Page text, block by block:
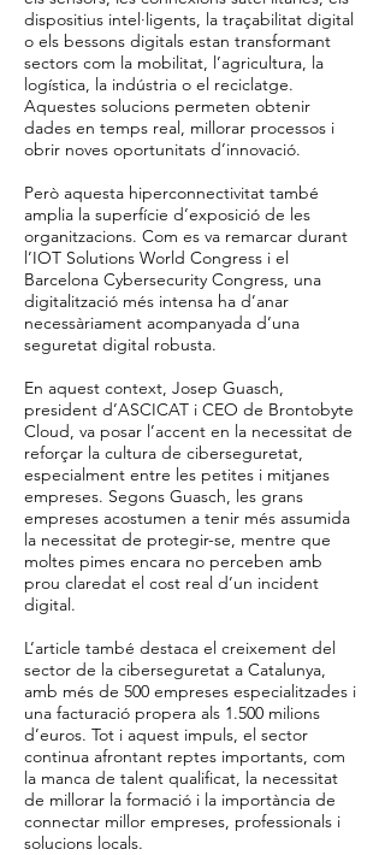
dispositius intel·ligents, la traçabilitat digital
o els bessons digitals estan transformant
sectors com la mobilitat, l’agricultura, la
logística, la indústria o el reciclatge.
Aquestes solucions permeten obtenir
dades en temps real, millorar processos i
obrir noves oportunitats d’innovació.
Però aquesta hiperconnectivitat també
amplia la superfície d’exposició de les
organitzacions. Com es va remarcar durant
l’IOT Solutions World Congress i el
Barcelona Cybersecurity Congress, una
digitalització més intensa ha d’anar
necessàriament acompanyada d’una
seguretat digital robusta.
En aquest context, Josep Guasch,
president d’ASCICAT i CEO de Brontobyte
Cloud, va posar l’accent en la necessitat de
reforçar la cultura de ciberseguretat,
especialment entre les petites i mitjanes
empreses. Segons Guasch, les grans
empreses acostumen a tenir més assumida
la necessitat de protegir-se, mentre que
moltes pimes encara no perceben amb
prou claredat el cost real d’un incident
digital.
L’article també destaca el creixement del
sector de la ciberseguretat a Catalunya,
amb més de 500 empreses especialitzades i
una facturació propera als 1.500 milions
d’euros. Tot i aquest impuls, el sector
continua afrontant reptes importants, com
la manca de talent qualificat, la necessitat
de millorar la formació i la importància de
connectar millor empreses, professionals i
solucions locals.